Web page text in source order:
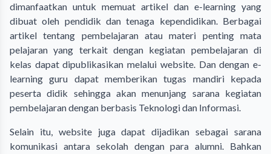
dimanfaatkan untuk memuat artikel dan e-learning yang
dibuat oleh pendidik dan tenaga kependidikan. Berbagai
artikel tentang pembelajaran atau materi penting mata
pelajaran yang terkait dengan kegiatan pembelajaran di
kelas dapat dipublikasikan melalui website. Dan dengan e-
learning guru dapat memberikan tugas mandiri kepada
peserta didik sehingga akan menunjang sarana kegiatan
pembelajaran dengan berbasis Teknologi dan Informasi.
Selain itu, website juga dapat dijadikan sebagai sarana
komunikasi antara sekolah dengan para alumni. Bahkan